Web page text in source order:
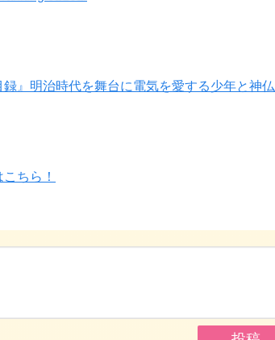
』明治時代を舞台に電気を愛する少年と神仏
ちら！